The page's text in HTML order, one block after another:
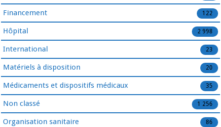
Financement 122
Hôpital 2 998
International 23
Matériels à disposition 20
Médicaments et dispositifs médicaux 35
Non classé 1 256
Organisation sanitaire 86